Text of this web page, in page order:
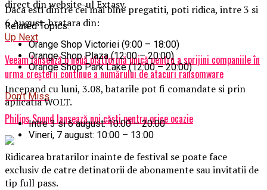
direct din website-ul Extasy.
Related Topics:
Up Next
Veeam lansează o nouă platformă unică pentru a sprijini companiile în
urma creșterii continue a numărului de atacuri ransomware
Don't Miss
Philips Sound lansează noi căști pentru orice ocazie
Daca esti dintre cei mai bine pregatiti, poti ridica, intre 3 si
6 August, bratara din:
Orange Shop Victoriei (9:00 – 18:00)
Orange Shop Plaza (12:00 – 20:00)
Orange Shop Park Lake (12:00 – 20:00)
Incepand cu luni, 3.08, batarile pot fi comandate si prin
aplicatia WOLT.
Intre 3 si 6 august: 10:00 – 20:00
Vineri, 7 august: 10:00 – 13:00
Ridicarea bratarilor inainte de festival se poate face
exclusiv de catre detinatorii de abonamente sau invitatii de
tip full pass.